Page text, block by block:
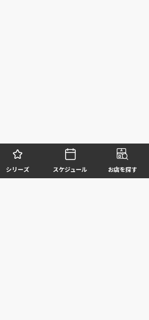
シリーズ スケジュール お店を探す